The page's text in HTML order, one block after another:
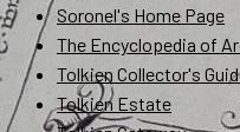
Soronel's Home Page
The Encyclopedia of
Tolkien Collector's
Tolkien Estate